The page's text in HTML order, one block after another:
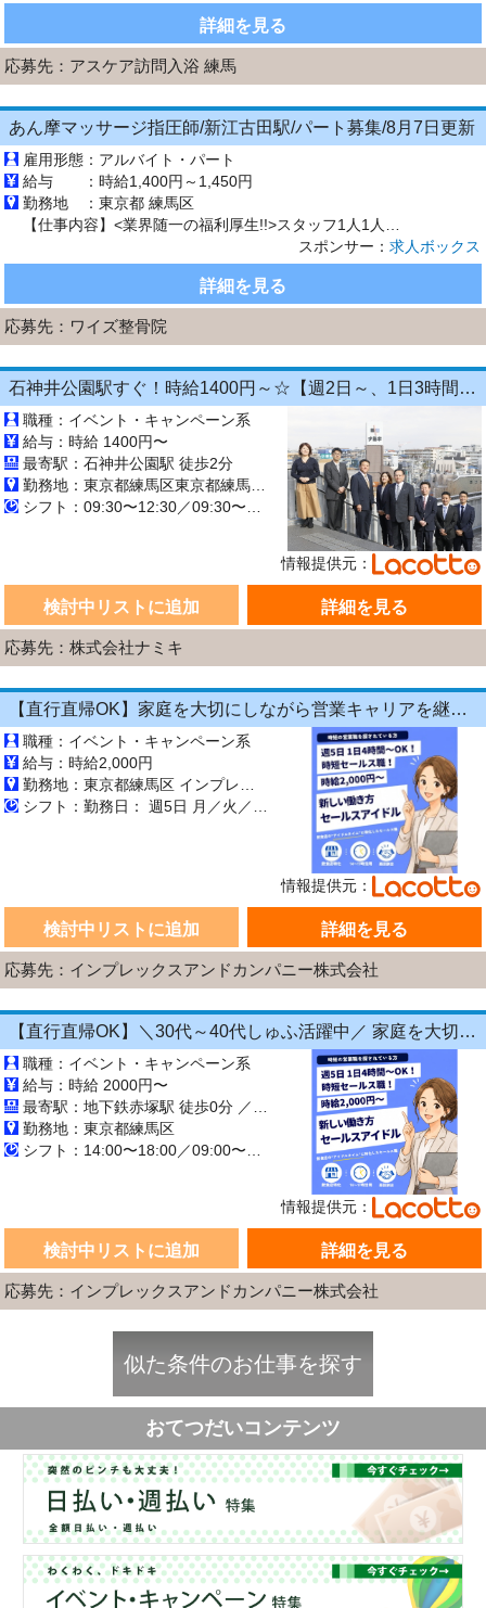
詳細を見る
応募先： アスケア訪問入浴 練馬
あん摩マッサージ指圧師/新江古田駅/パート募集/8月7日更新
雇用形態： アルバイト・パート
給与 ： 時給1,400円～1,450円
勤務地 ： 東京都 練馬区
スポンサー： 求人ボックス
詳細を見る
応募先： ワイズ整骨院
石神井公園駅すぐ！時給1400円～☆【週2日～、1日3時間～ＯＫ◎】新規募集！不動産会社ＰＲスタッフ♪ノルマなし！未経験・扶養内・副業ＯＫ◎運転免許不要
職種：イベント・キャンペーン系
給与：時給 1400円〜
最寄駅：石神井公園駅 徒歩2分
情報提供元：
検討中リストに追加 詳細を見る
応募先：株式会社ナミキ
【直行直帰OK】家庭を大切にしながら営業キャリアを継続できる！1日4時間～OKの《飲食店向けラウンダー（営業）》
職種：イベント・キャンペーン系
給与：時給2,000円
勤務地：東京都練馬区 インプレックスアンドカンパニー株式会社
シフト：勤務日： 週5日 月／火／水／木／金 勤務時間： 13:00～17:00／10:00～15:00／14:00～18:00／09:00～18:00 勤務期間： 長期【3ヶ月以上】 9:00～18:00の間でシフト制 1日4時間～OK ★ 午前のみ・午後のみも
情報提供元：
検討中リストに追加 詳細を見る
応募先：インプレックスアンドカンパニー株式会社
【直行直帰OK】＼30代～40代しゅふ活躍中／ 家庭を大切にしながら営業キャリアを継続できる！1日4時間～OKの飲食店向けラウンダー（営業）正社員登用あり◎
職種：イベント・キャンペーン系
給与：時給 2000円〜
勤務地：東京都練馬区
情報提供元：
検討中リストに追加 詳細を見る
応募先：インプレックスアンドカンパニー株式会社
似た条件のお仕事を探す
おてつだいコンテンツ